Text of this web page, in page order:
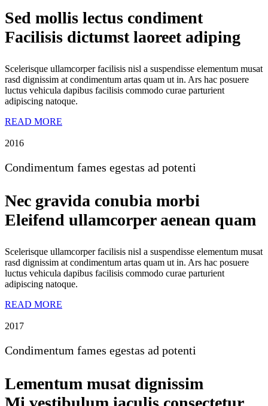
Sed mollis lectus condiment
Facilisis dictumst laoreet adiping
Scelerisque ullamcorper facilisis nisl a suspendisse elementum musat
rasd dignissim at condimentum artas quam ut in. Ars hac posuere
luctus vehicula dapibus facilisis commodo curae parturient
adipiscing natoque.
READ MORE
2016
Condimentum fames egestas ad potenti
Nec gravida conubia morbi
Eleifend ullamcorper aenean quam
Scelerisque ullamcorper facilisis nisl a suspendisse elementum musat
rasd dignissim at condimentum artas quam ut in. Ars hac posuere
luctus vehicula dapibus facilisis commodo curae parturient
adipiscing natoque.
READ MORE
2017
Condimentum fames egestas ad potenti
Lementum musat dignissim